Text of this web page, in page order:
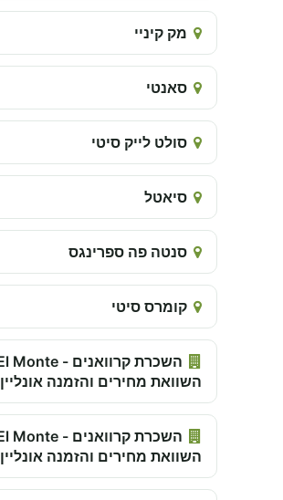
מק קיניי
סאנטי
סולט לייק סיטי
סיאטל
סנטה פה ספרינגס
קומרס סיטי
השוואת מחירים והזמנה אונליין 2026
השוואת מחירים והזמנה אונליין 2026